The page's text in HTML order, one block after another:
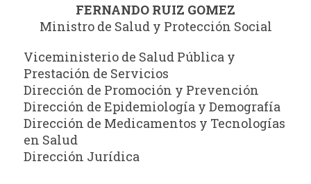
FERNANDO RUIZ GOMEZ
Ministro de Salud y Protección Social
Viceministerio de Salud Pública y
Prestación de Servicios
Dirección de Promoción y Prevención
Dirección de Epidemiología y Demografía
Dirección de Medicamentos y Tecnologías
en Salud
Dirección Jurídica